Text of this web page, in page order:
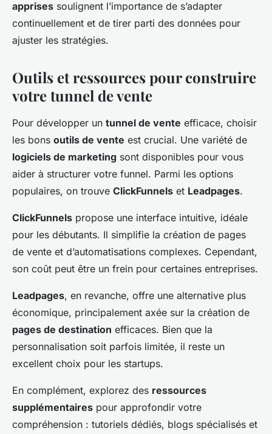
apprises soulignent l’importance de s’adapter
continuellement et de tirer parti des données pour
ajuster les stratégies.
Outils et ressources pour construire
votre tunnel de vente
Pour développer un tunnel de vente efficace, choisir
les bons outils de vente est crucial. Une variété de
logiciels de marketing sont disponibles pour vous
aider à structurer votre funnel. Parmi les options
populaires, on trouve ClickFunnels et Leadpages.
ClickFunnels propose une interface intuitive, idéale
pour les débutants. Il simplifie la création de pages
de vente et d’automatisations complexes. Cependant,
son coût peut être un frein pour certaines entreprises.
Leadpages, en revanche, offre une alternative plus
économique, principalement axée sur la création de
pages de destination efficaces. Bien que la
personnalisation soit parfois limitée, il reste un
excellent choix pour les startups.
En complément, explorez des ressources
supplémentaires pour approfondir votre
compréhension : tutoriels dédiés, blogs spécialisés et